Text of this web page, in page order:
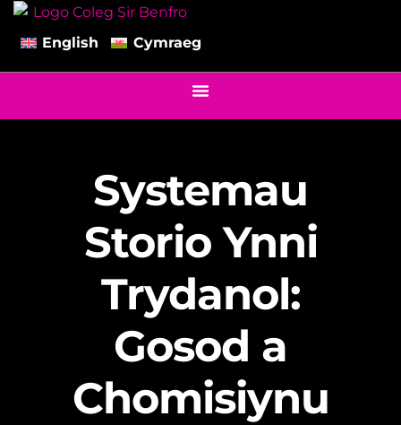
English Cymraeg
Systemau
Storio Ynni
Trydanol:
Gosod a
Chomisiynu